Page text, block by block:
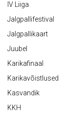
IV Liiga
Jalgpallifestival
Jalgpallikaart
Juubel
Karikafinaal
Karikavõistlused
Kasvandik
KKH